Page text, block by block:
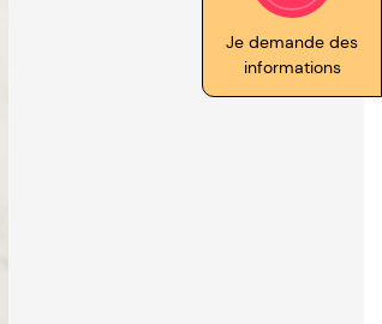
Je demande des
informations